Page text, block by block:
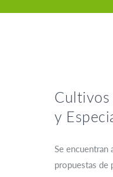
y
Se encuentran
propuestas de